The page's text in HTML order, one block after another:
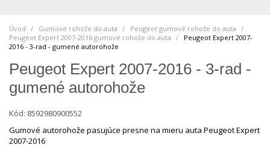
Úvod Gumové rohože do auta Peugeot gumové rohože do auta
Peugeot Expert 2007-2016 gumové rohože do auta
Peugeot Expert 2007-
2016 - 3-rad - gumené autorohože
Peugeot Expert 2007-2016 - 3-rad -
gumené autorohože
Kód: 8592980900552
Gumové autorohože pasujúce presne na mieru auta Peugeot Expert
2007-2016